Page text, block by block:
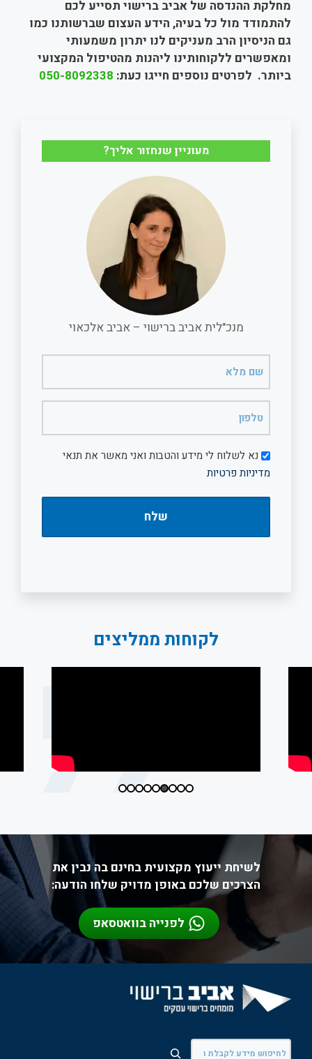
מחלקת ההנדסה של אביב ברישוי תסייע לכם
להתמודד מול כל בעיה, הידע העצום שברשותנו כמו
גם הניסיון הרב מעניקים לנו יתרון משמעותי
ומאפשרים ללקוחותינו ליהנות מהטיפול המקצועי
ביותר. לפרטים נוספים חייגו כעת: 050-8092338
מעוניין שנחזור אליך?
מנכ"לית אביב ברישוי – אביב אלכאוי
מלא
דיוורנא לשלוח לי מידע והטבות ואני מאשר את תנאי
מדיניות פרטיות
לקוחות ממליצים
לשיחת ייעוץ מקצועית בחינם בה נבין את
הצרכים שלכם באופן מדויק שלחו הודעה:
לפנייה בוואטסאפ
חיפוש